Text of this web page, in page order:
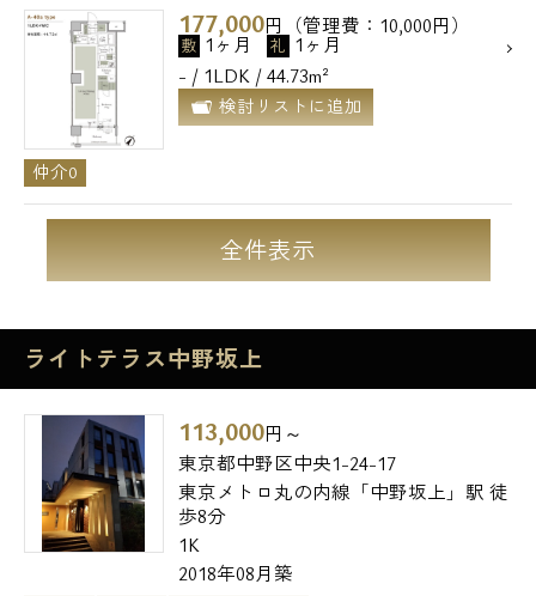
177,000円（管理費：10,000円）
敷 1ヶ月 礼 1ヶ月
- / 1LDK / 44.73m²
検討リストに追加
仲介0
全件表示
ライトテラス中野坂上
113,000円～
東京都中野区中央1-24-17
東京メトロ丸の内線「中野坂上」駅 徒
歩8分
1K
2018年08月築